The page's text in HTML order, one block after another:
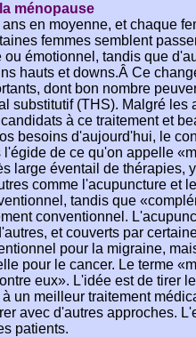
ménopause
en moyenne, et chaque
femmes semblent
émotionnel, tandis que
hauts et downs.Â Ce
dont bon nombre
substitutif (THS). Malgré les
à ce traitement et
besoins d'aujourd'hui, le
de ce qu'on appelle
large éventail de thérapies,
comme l'acupuncture et
tandis que
conventionnel.
et couverts par
pour la migraine,
pour le cancer. Le terme
eux». L'idée est de tirer
un meilleur traitement
avec d'autres approches.
patients.